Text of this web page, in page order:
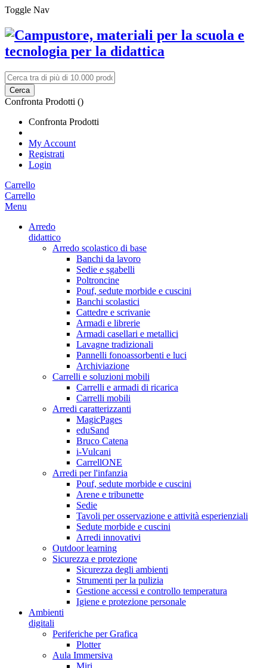
Toggle Nav
Cerca
Confronta Prodotti ()
Confronta Prodotti
My Account
Registrati
Login
Carrello
Carrello
Menu
Arredo
didattico
Arredo scolastico di base
Banchi da lavoro
Sedie e sgabelli
Poltroncine
Pouf, sedute morbide e cuscini
Banchi scolastici
Cattedre e scrivanie
Armadi e librerie
Armadi casellari e metallici
Lavagne tradizionali
Pannelli fonoassorbenti e luci
Archiviazione
Carrelli e soluzioni mobili
Carrelli e armadi di ricarica
Carrelli mobili
Arredi caratterizzanti
MagicPages
eduSand
Bruco Catena
i-Vulcani
CarrellONE
Arredi per l'infanzia
Pouf, sedute morbide e cuscini
Arene e tribunette
Sedie
Tavoli per osservazione e attività esperienziali
Sedute morbide e cuscini
Arredi innovativi
Outdoor learning
Sicurezza e protezione
Sicurezza degli ambienti
Strumenti per la pulizia
Gestione accessi e controllo temperatura
Igiene e protezione personale
Ambienti
digitali
Periferiche per Grafica
Plotter
Aula Immersiva
Miri